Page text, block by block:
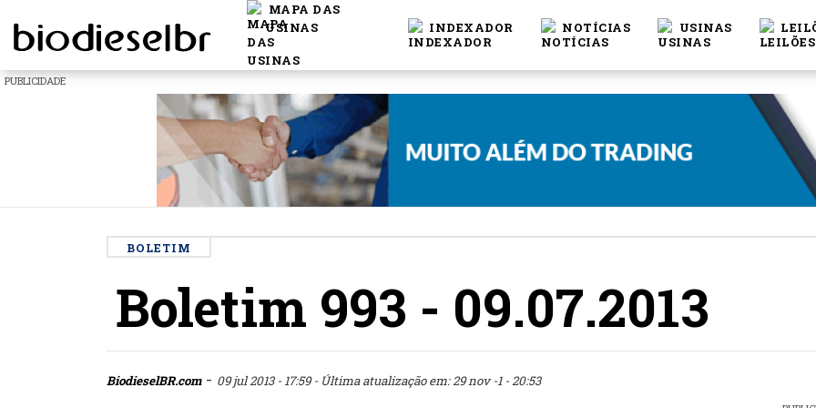
MAPA DAS
USINAS
INDEXADOR NOTÍCIAS USINAS
PUBLICIDADE
BOLETIM
Boletim 993 - 09.07.2013
BiodieselBR.com- 09 jul 2013 - 17:59- Última atualização em: 29 nov -1 - 20:53